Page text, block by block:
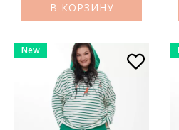
В КОРЗИНУ
New